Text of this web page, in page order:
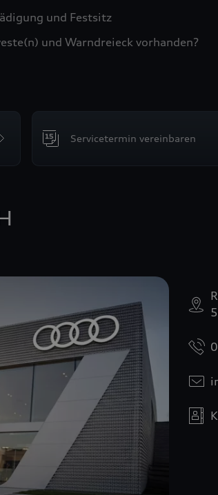
und Festsitz
und Warndreieck vorhanden?
Servicetermin vereinbaren